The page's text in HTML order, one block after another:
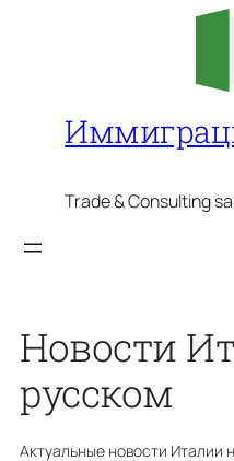
Trade & Consulting
Новости
русском
Актуальные новости Италии